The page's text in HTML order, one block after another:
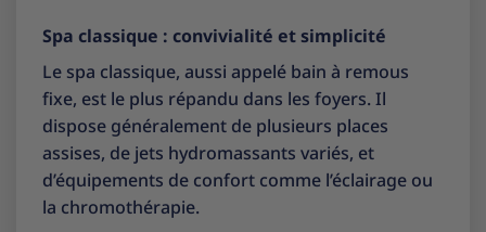
Spa classique : convivialité et simplicité
Le spa classique, aussi appelé bain à remous
fixe, est le plus répandu dans les foyers. Il
dispose généralement de plusieurs places
assises, de jets hydromassants variés, et
d’équipements de confort comme l’éclairage ou
la chromothérapie.